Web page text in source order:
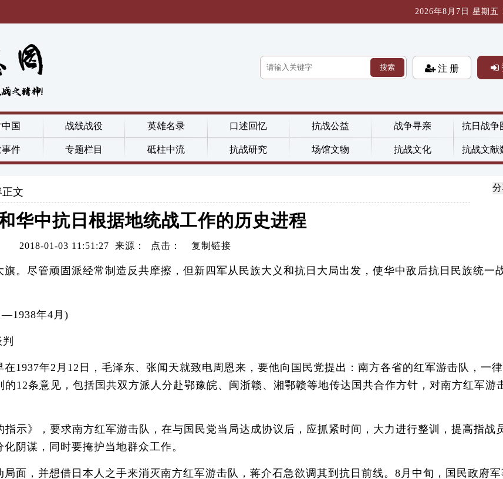
2026年8月7日 星期五
搜索 注 册
国 战线战役 英雄名录 口述回忆 抗战公益 战争寻亲 抗日战争
件 专题栏目 砥柱中流 抗战研究 场馆文物 抗战文化 抗战文献
正文
华中抗日根据地统战工作的历史进程
2018-01-03 11:51:27 来源： 点击： 复制链接
尽管顽固派经常制造反共摩擦，但新四军从民族大义和抗日大局出发，使华中敌后抗日民族统一
年4月)
年2月12日，毛泽东、张闻天就致电周恩来，要他向国民党提出：南方各省的红军游击队，一
12条意见，包括国共双方派人分赴鄂豫皖、闽浙赣、湘鄂赣等地传达国共合作方针，对南方红军游
》，要求南方红军游击队，在与国民党当局达成协议后，应抓紧时间，大力进行整训，提高指战
阴谋，同时要掩护当地群众工作。
，并想借日本人之手来消灭南方红军游击队，蒋介石急欲调其到抗日前线。8月中旬，国民政府